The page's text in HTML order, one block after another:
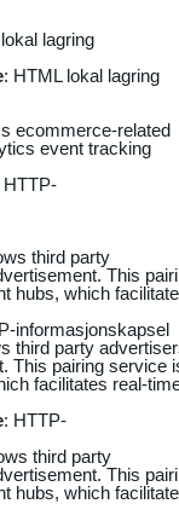
lagring
: HTML lokal lagring
ecommerce-related
event tracking
HTTP-
third party
This
hubs, which
informasjonskapsel
third party
This pairing service
facilitates real-
: HTTP-
third party
This
hubs, which